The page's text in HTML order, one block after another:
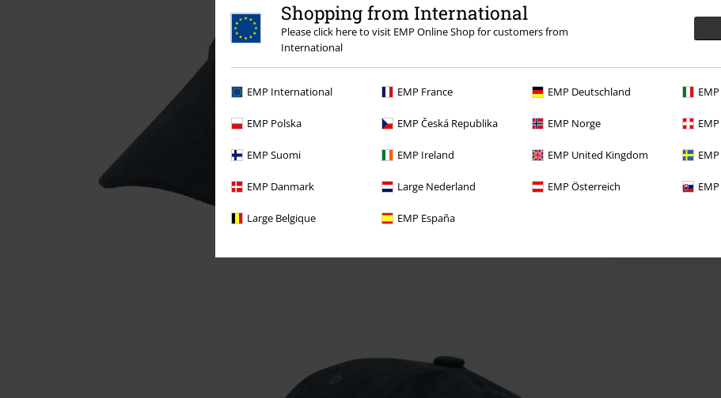
Shopping from International
Please click here to visit EMP Online Shop for customers from
International
EMP International EMP France EMP Deutschland
EMP Polska EMP Česká Republika EMP Norge
EMP Suomi EMP Ireland EMP United Kingdom
EMP Danmark Large Nederland EMP Österreich
Large Belgique EMP España